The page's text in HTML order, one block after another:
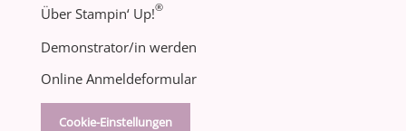
Über Stampin‘ Up!®
Demonstrator/in werden
Online Anmeldeformular
Cookie-Einstellungen